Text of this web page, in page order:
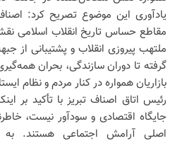
یادآوری این موضوع تصریح کرد:
مقاطع حساس تاریخ انقلاب اسلامی
ملتهب پیروزی انقلاب و پشتیبانی از
گرفته تا دوران سازندگی، بحران
بازاریان همواره در کنار مردم و نظام
رئیس اتاق اصناف تبریز با تأکید بر
جایگاه اقتصادی و سودآور نیست،
اصلی آرامش اجتماعی هستند. به